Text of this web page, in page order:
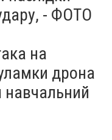
- ФОТО
на
дрона